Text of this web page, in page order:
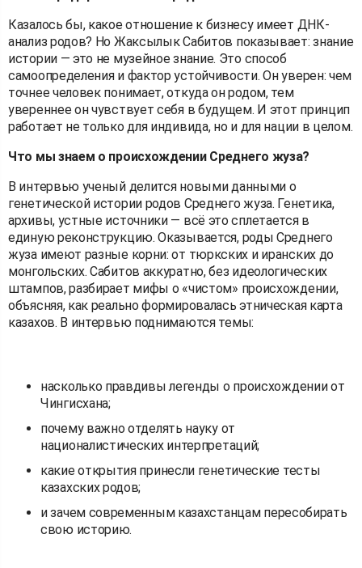
Казалось бы, какое отношение к бизнесу имеет ДНК-
анализ родов? Но Жаксылык Сабитов показывает: знание
истории — это не музейное знание. Это способ
самоопределения и фактор устойчивости. Он уверен: чем
точнее человек понимает, откуда он родом, тем
увереннее он чувствует себя в будущем. И этот принцип
работает не только для индивида, но и для нации в целом.
Что мы знаем о происхождении Среднего жуза?
В интервью ученый делится новыми данными о
генетической истории родов Среднего жуза. Генетика,
архивы, устные источники — всё это сплетается в
единую реконструкцию. Оказывается, роды Среднего
жуза имеют разные корни: от тюркских и иранских до
монгольских. Сабитов аккуратно, без идеологических
штампов, разбирает мифы о «чистом» происхождении,
объясняя, как реально формировалась этническая карта
казахов. В интервью поднимаются темы:
насколько правдивы легенды о происхождении от
Чингисхана;
почему важно отделять науку от
националистических интерпретаций;
какие открытия принесли генетические тесты
казахских родов;
и зачем современным казахстанцам пересобирать
свою историю.